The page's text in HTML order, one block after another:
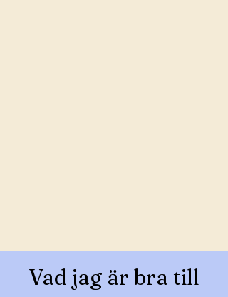
Vad jag är bra till